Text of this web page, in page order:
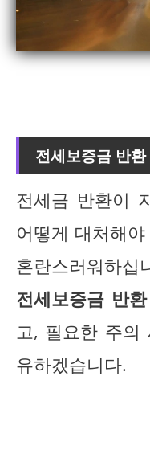
전세보증금 반
전세금 반환이
어떻게 대처해
혼란스러워하
전세보증금 반
고, 필요한 주의
유하겠습니다.